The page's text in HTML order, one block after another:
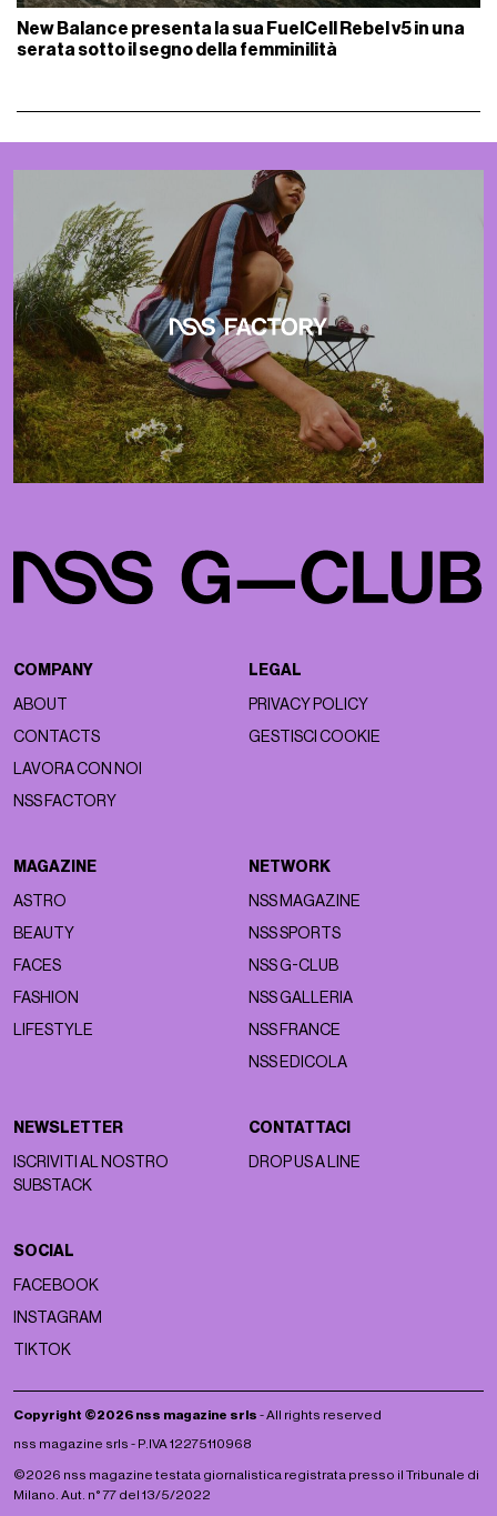
New Balance presenta la sua FuelCell Rebel v5 in una
serata sotto il segno della femminilità
ABOUT
CONTACTS
LAVORA CON NOI
NSS FACTORY
PRIVACY POLICY
GESTISCI COOKIE
MAGAZINE
FACES
FASHION
NETWORK
NSS MAGAZINE
NSS G-CLUB
NSS GALLERIA
NEWSLETTER
SUBSTACK
SOCIAL
FACEBOOK